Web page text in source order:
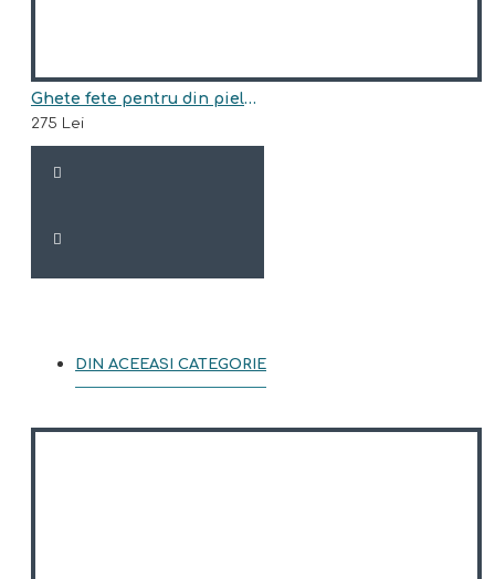
Ghete fete pentru din piele naturala model MOIRA
275 Lei
DIN ACEEASI CATEGORIE